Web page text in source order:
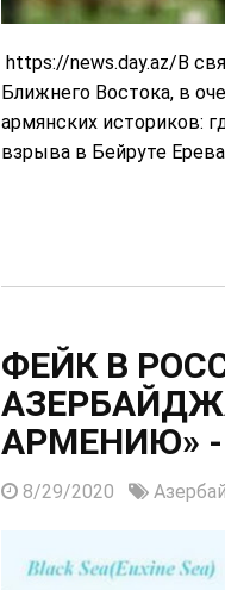
https://news.day.az/В
Ближнего Востока, в
армянских историков:
взрыва в Бейруте
ФЕЙК В
АРМЕНИЮ»
8/29/2020